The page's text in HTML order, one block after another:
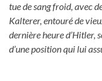
tue de sang froid, avec
Kalterer, entouré de
dernière heure d’Hitler,
d’une position qui lui